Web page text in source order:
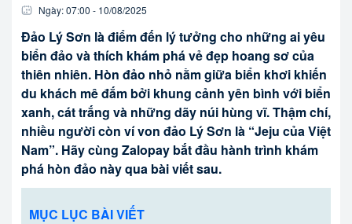
Ngày:07:00 - 10/08/2025
Đảo Lý Sơn là điểm đến lý tưởng cho những ai yêu
biển đảo và thích khám phá vẻ đẹp hoang sơ của
thiên nhiên. Hòn đảo nhỏ nằm giữa biển khơi khiến
du khách mê đắm bởi khung cảnh yên bình với biển
xanh, cát trắng và những dãy núi hùng vĩ. Thậm chí,
nhiều người còn ví von đảo Lý Sơn là “Jeju của Việt
Nam”. Hãy cùng Zalopay bắt đầu hành trình khám
phá hòn đảo này qua bài viết sau.
MỤC LỤC BÀI VIẾT